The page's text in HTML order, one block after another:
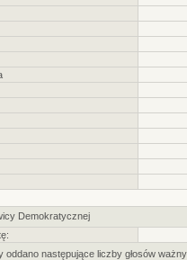
Demokratycznej
następujące liczby głosów